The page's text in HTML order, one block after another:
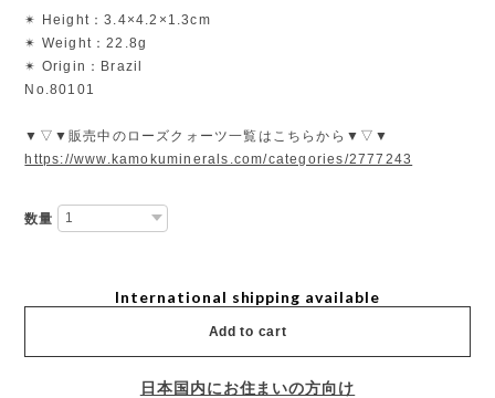
✴︎ Height：3.4×4.2×1.3cm
✴︎ Weight：22.8g
✴︎ Origin：Brazil
No.80101
▼▽▼販売中のローズクォーツ一覧はこちらから▼▽▼
https://www.kamokuminerals.com/categories/2777243
数量
International shipping available
Add to cart
日本国内にお住まいの方向け